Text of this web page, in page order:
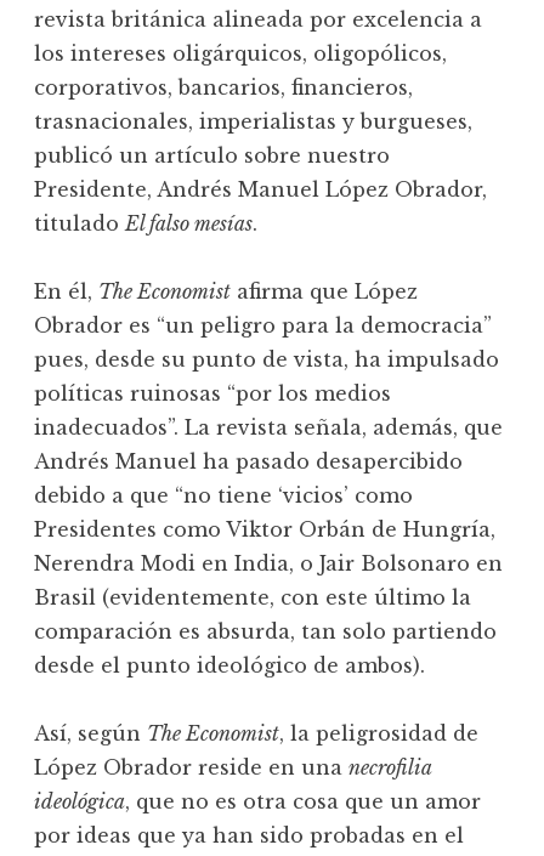
revista británica alineada por excelencia a
los intereses oligárquicos, oligopólicos,
corporativos, bancarios, financieros,
trasnacionales, imperialistas y burgueses,
publicó un artículo sobre nuestro
Presidente, Andrés Manuel López Obrador,
tituladoEl falso mesías.
En él, The Economist afirma que López
Obrador es “un peligro para la democracia”
pues, desde su punto de vista, ha impulsado
políticas ruinosas “por los medios
inadecuados”. La revista señala, además, que
Andrés Manuel ha pasado desapercibido
debido a que “no tiene ‘vicios’ como
Presidentes como Viktor Orbán de Hungría,
Nerendra Modi en India, o Jair Bolsonaro en
Brasil (evidentemente, con este último la
comparación es absurda, tan solo partiendo
desde el punto ideológico de ambos).
Así, según The Economist, la peligrosidad de
López Obrador reside en una necrofilia
ideológica, que no es otra cosa que un amor
por ideas que ya han sido probadas en el